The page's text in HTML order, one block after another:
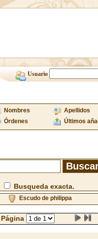
Usuario
Nombres Apellidos
Órdenes Últimos
Busqueda exacta.
Escudo de philippa
Página